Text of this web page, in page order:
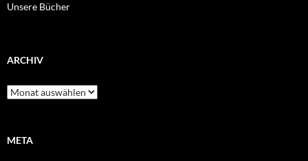
Unsere Bücher
ARCHIV
Archiv
META